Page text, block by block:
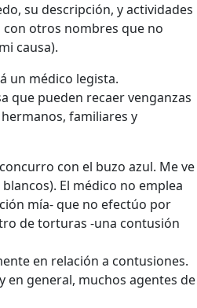
su descripción, y actividades
otros nombres que no
causa).
un médico legista.
que pueden recaer venganzas
familiares y
con el buzo azul. Me ve
El médico no emplea
mía- que no efectúo por
de torturas -una contusión
en relación a contusiones.
en general, muchos agentes de